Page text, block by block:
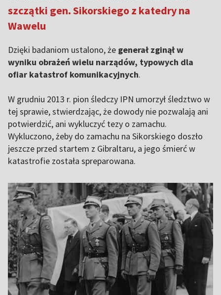
szczątki gen. Sikorskiego z katedry na
Wawelu
Dzięki badaniom ustalono, że generał zginął w
wyniku obrażeń wielu narządów, typowych dla
ofiar katastrof komunikacyjnych.
W grudniu 2013 r. pion śledczy IPN umorzył śledztwo w
tej sprawie, stwierdzając, że dowody nie pozwalają ani
potwierdzić, ani wykluczyć tezy o zamachu.
Wykluczono, żeby do zamachu na Sikorskiego doszło
jeszcze przed startem z Gibraltaru, a jego śmierć w
katastrofie została spreparowana.